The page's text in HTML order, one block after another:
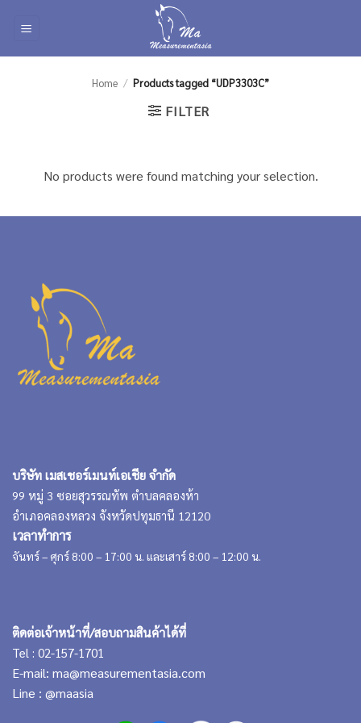
Home / Products tagged “UDP3303C”
FILTER
No products were found matching your selection.
บริษัท เมสเชอร์เมนท์เอเชีย จำกัด
99 หมู่ 3 ซอยสุวรรณทัพ ตำบลคลองห้า
อำเภอคลองหลวง จังหวัดปทุมธานี 12120
เวลาทำการ
จันทร์ – ศุกร์ 8:00 – 17:00 น. และเสาร์ 8:00 – 12:00 น.
ติดต่อเจ้าหน้าที่/สอบถามสินค้าได้ที่
Tel : 02-157-1701
E-mail: ma@measurementasia.com
Line : @maasia